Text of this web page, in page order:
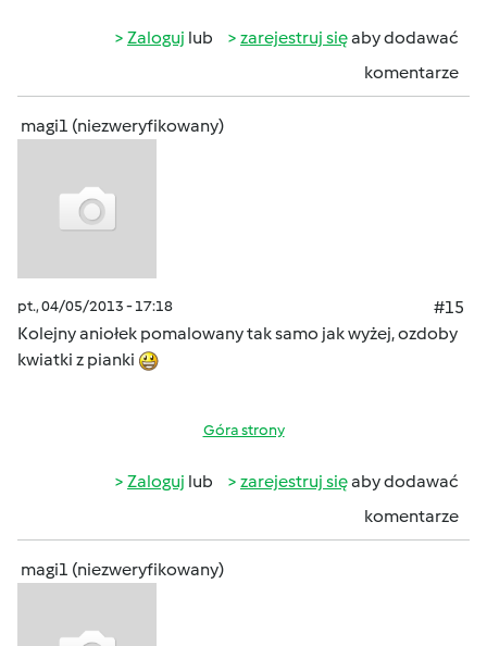
Zaloguj lub zarejestruj sięaby dodawać
komentarze
magi1 (niezweryfikowany)
pt., 04/05/2013 - 17:18
#15
Kolejny aniołek pomalowany tak samo jak wyżej, ozdoby
kwiatki z pianki
Góra strony
Zaloguj lub zarejestruj sięaby dodawać
komentarze
magi1 (niezweryfikowany)